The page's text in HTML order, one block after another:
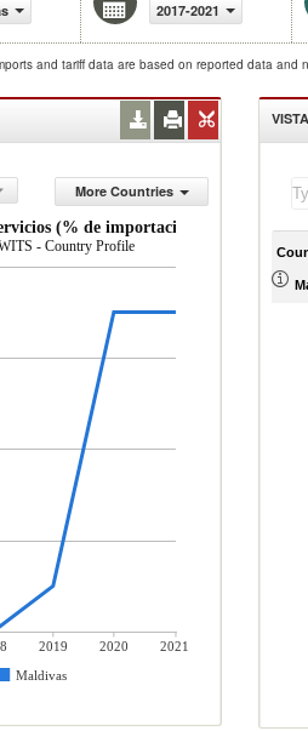
2017-2021
and tariff data are based on reported data and
More Countries
(% de importaciones de servicios
- Country Profile
2019 2020
2021
Maldivas